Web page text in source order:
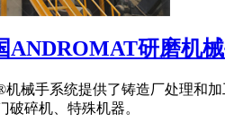
ANDROMAT研磨机
机械手系统提供了铸造厂处理和
破碎机、特殊机器。